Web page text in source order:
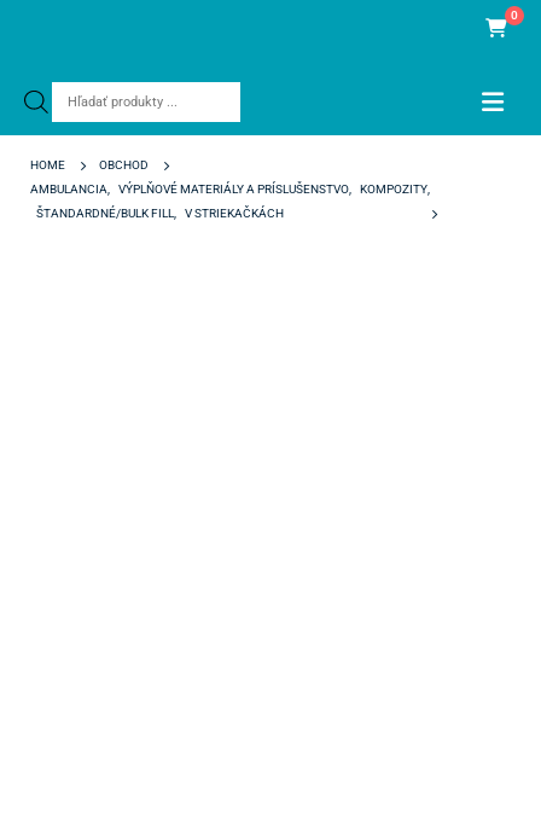
Products
0
HOME
OBCHOD
AMBULANCIA
VÝPLŇOVÉ MATERIÁLY A PRÍSLUŠENSTVO KOMPOZITY
ŠTANDARDNÉ/BULK FILL
V STRIEKAČKÁCH